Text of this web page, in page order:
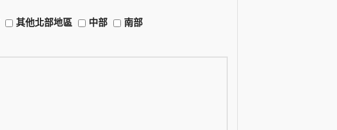
其他北部地區 中部 南部